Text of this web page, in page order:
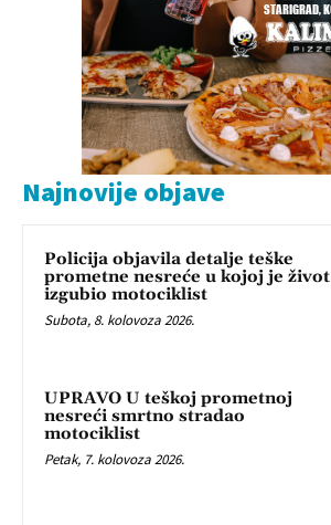
Najnovije objave
Policija objavila detalje teške
prometne nesreće u kojoj je život
izgubio motociklist
Subota, 8. kolovoza 2026.
UPRAVO U teškoj prometnoj
nesreći smrtno stradao
motociklist
Petak, 7. kolovoza 2026.